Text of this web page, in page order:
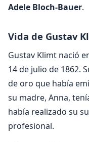
Adele Bloch-Bauer.
Vida de Gustav
Gustav Klimt nació
14 de julio de 1862.
de oro que había
su madre, Anna,
había realizado su
profesional.